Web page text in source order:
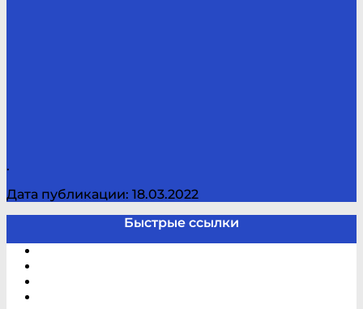
.
Дата публикации: 18.03.2022
Быстрые ссылки